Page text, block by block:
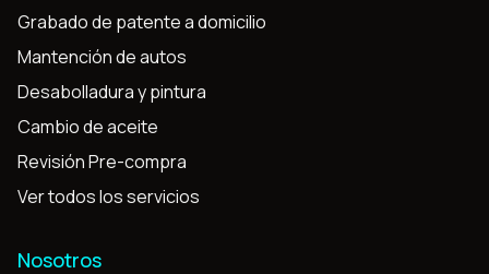
Grabado de patente a domicilio
Mantención de autos
Desabolladura y pintura
Cambio de aceite
Revisión Pre-compra
Ver todos los servicios
Nosotros